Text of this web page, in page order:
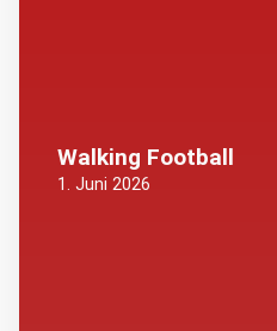
Walking Football
1. Juni 2026